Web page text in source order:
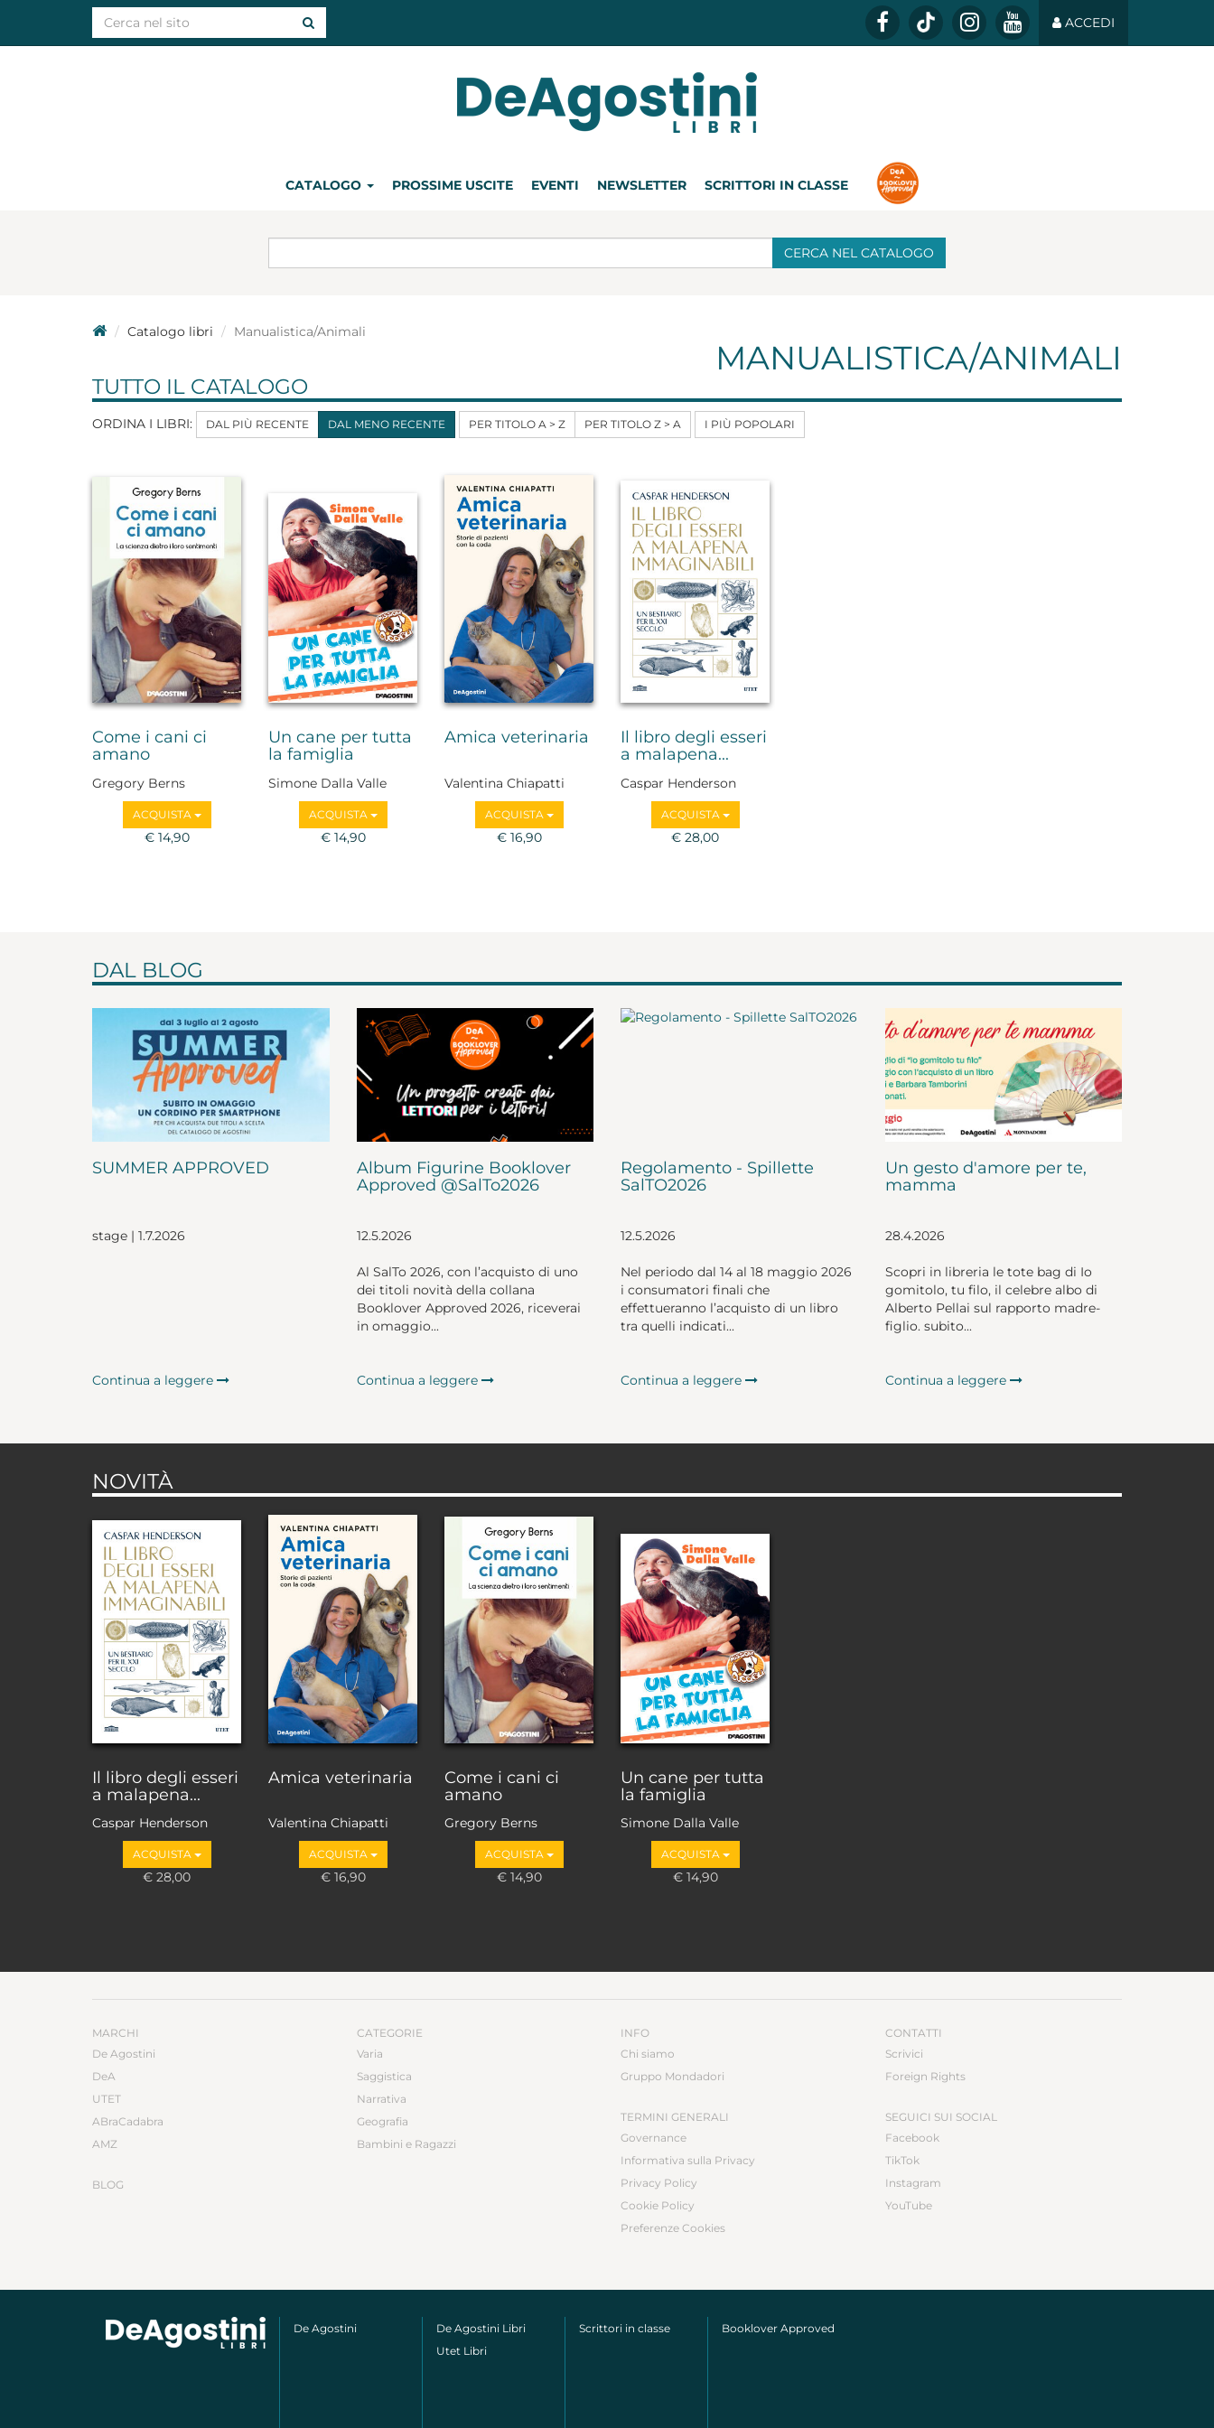
ACCEDI
CATALOGO PROSSIME USCITE EVENTI NEWSLETTER SCRITTORI IN CLASSE
CERCA NEL CATALOGO
Catalogo libri Manualistica/Animali
MANUALISTICA/ANIMALI
TUTTO IL CATALOGO
ORDINA I LIBRI: DAL PIÙ RECENTE DAL MENO RECENTE PER TITOLO A > Z PER TITOLO Z > A I PIÙ POPOLARI
Come i cani ci
amano
Gregory Berns
ACQUISTA
€ 14,90
Un cane per tutta
la famiglia
Simone Dalla Valle
ACQUISTA
€ 14,90
Amica veterinaria
Valentina Chiapatti
ACQUISTA
€ 16,90
Il libro degli esseri
a malapena...
Caspar Henderson
ACQUISTA
€ 28,00
DAL BLOG
SUMMER APPROVED
stage | 1.7.2026
Continua a leggere
Album Figurine Booklover
Approved @SalTo2026
12.5.2026
Al SalTo 2026, con l’acquisto di uno
dei titoli novità della collana
Booklover Approved 2026, riceverai
in omaggio...
Continua a leggere
Regolamento - Spillette
SalTO2026
12.5.2026
Nel periodo dal 14 al 18 maggio 2026
i consumatori finali che
effettueranno l’acquisto di un libro
tra quelli indicati...
Continua a leggere
Un gesto d'amore per te,
mamma
28.4.2026
Scopri in libreria le tote bag di Io
gomitolo, tu filo, il celebre albo di
Alberto Pellai sul rapporto madre-
figlio. subito...
Continua a leggere
NOVITÀ
Il libro degli esseri
a malapena...
Caspar Henderson
ACQUISTA
€ 28,00
Amica veterinaria
Valentina Chiapatti
ACQUISTA
€ 16,90
Come i cani ci
amano
Gregory Berns
ACQUISTA
€ 14,90
Un cane per tutta
la famiglia
Simone Dalla Valle
ACQUISTA
€ 14,90
MARCHI
De Agostini
DeA
UTET
ABraCadabra
AMZ
BLOG
CATEGORIE
Varia
Saggistica
Narrativa
Geografia
Bambini e Ragazzi
INFO
Chi siamo
Gruppo Mondadori
TERMINI GENERALI
Governance
Informativa sulla Privacy
Privacy Policy
Cookie Policy
Preferenze Cookies
CONTATTI
Scrivici
Foreign Rights
SEGUICI SUI SOCIAL
Facebook
TikTok
Instagram
YouTube
De Agostini
De Agostini Libri
Utet Libri
Scrittori in classe Booklover Approved